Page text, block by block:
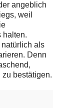
angeblich
weil
halten.
als
Denn
bestätigen.